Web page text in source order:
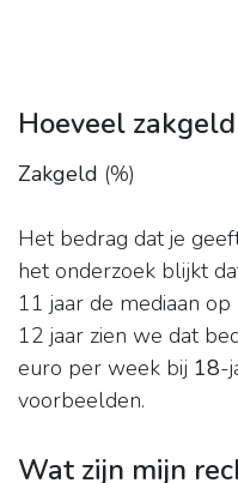
Hoeveel
Zakgeld (%)
Het bedrag dat je
het onderzoek blijkt
11 jaar de mediaan
12 jaar zien we dat
euro per week bij 18-
voorbeelden.
Wat zijn mijn